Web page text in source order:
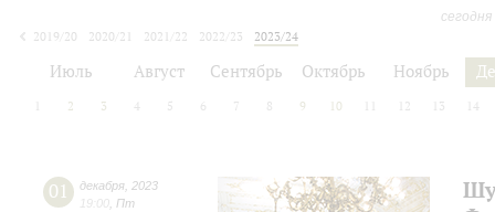
2019/20
2020/21 2021/22 2022/23
2023/24
Июль Август Сентябрь Октябрь Ноябрь
2 3 4 5 6 7 8 9 10 12 13 14
01 декабря 2023
19:00 Пт